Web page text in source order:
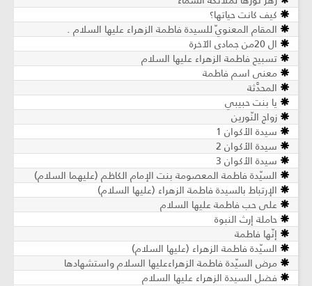
كيف كانت حياتها؟
المقام المعنويّ للسيدة فاطمة الزهراء عليها السلام .
ال 20من جمادى الآخرة
تسبيح فاطمة الزهراء عليها السلام
معنى اسم فاطمة
المحدَّثة
يا بنت حبيبي
زواج النّورين
سيدة الأكوان 1
سيدة الأكوان 2
سيدة الأكوان 3
السيّدة فاطمة المعصومة بنت الإمام الكاظم (عليهما السلام)
الإرتباط بالسيدة فاطمة الزهراء (عليها السلام)
على حب فاطمة عليها السلام
حاملة إرث النبوة
إنّها فاطمة
السيّدة فاطمة الزهراء (عليها السلام)
مرض السيّدة فاطمة الزهراءعليها السلام واستشهادها
فضل السيدة الزهراء عليها السلام